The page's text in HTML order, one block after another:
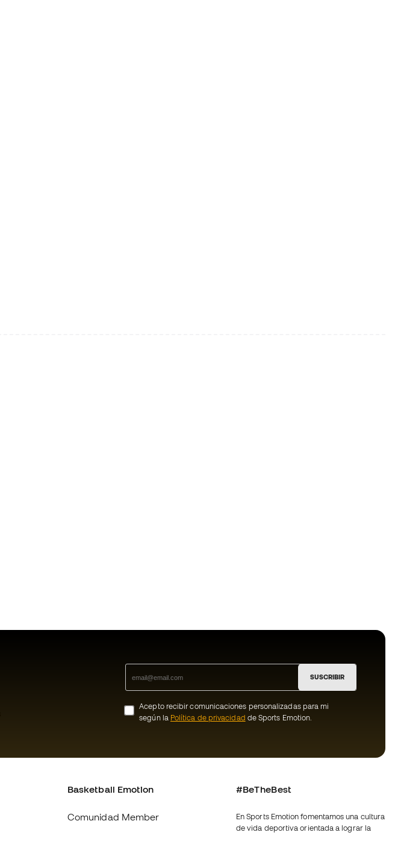
SUSCRIBIR
Acepto recibir comunicaciones personalizadas para mi
según la Política de privacidad de Sports Emotion.
Basketball Emotion
Comunidad Member
#BeTheBest
En Sports Emotion fomentamos una cultura
de vida deportiva orientada a lograr la